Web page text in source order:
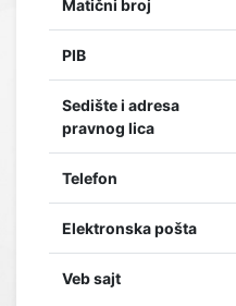
Matični broj
PIB
Sedište i adresa
pravnog lica
Telefon
Elektronska pošta
Veb sajt